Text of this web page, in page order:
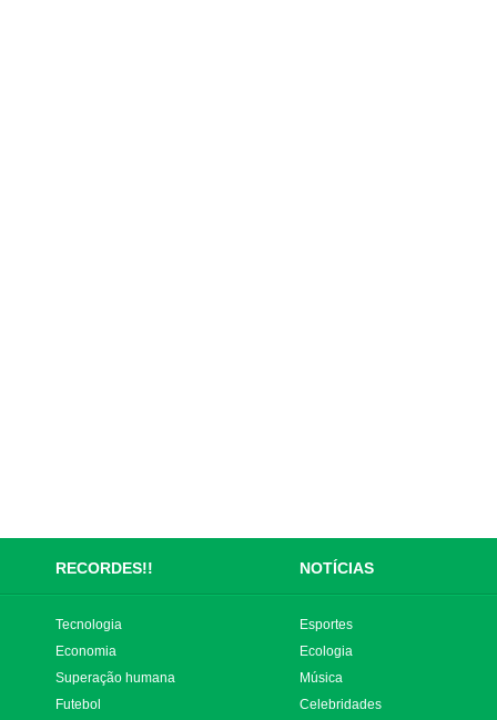
RECORDES!! NOTÍCIAS
Tecnologia
Economia
Superação humana
Futebol
Esportes
Ecologia
Música
Celebridades